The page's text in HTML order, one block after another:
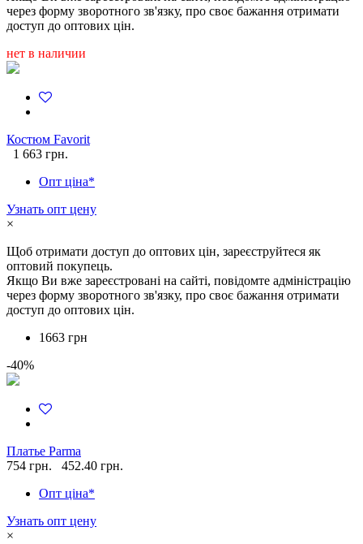
через форму зворотного зв'язку, про своє бажання отримати
доступ до оптових цін.
нет в наличии
Костюм Favorit
1 663 грн.
Опт ціна*
Узнать опт цену
×
Щоб отримати доступ до оптових цін, зареєструйтеся як
оптовий покупець.
Якщо Ви вже зареєстровані на сайті, повідомте адміністрацію
через форму зворотного зв'язку, про своє бажання отримати
доступ до оптових цін.
1663 грн
-40%
Платье Parma
754 грн.
452.40 грн.
Опт ціна*
Узнать опт цену
×